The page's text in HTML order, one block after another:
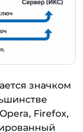
значком
Firefox,